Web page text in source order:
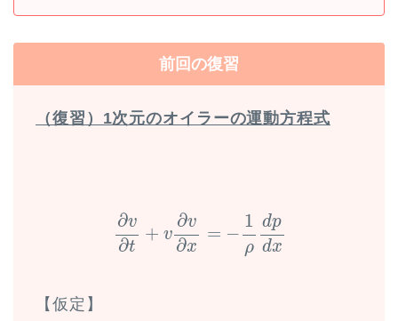
前回の復習
（復習）1次元のオイラーの運動方程式
∂v
∂t
+ v
∂v
∂x
= −
1
ρ
dp
dx
∂v∂ v∂x d pdx
【仮定】